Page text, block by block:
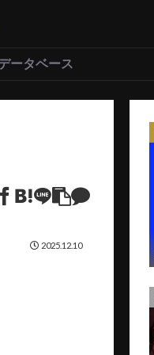
ータベース
2025.12.10